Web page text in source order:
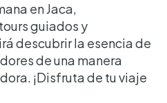
en Jaca,
guiados y
descubrir la esencia de
de una manera
¡Disfruta de tu viaje